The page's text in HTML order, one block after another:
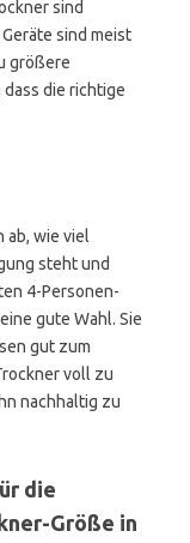
sind
sind meist
größere
die richtige
ab, wie viel
steht und
4-Personen-
gute Wahl. Sie
gut zum
voll zu
nachhaltig zu
die
Größe in